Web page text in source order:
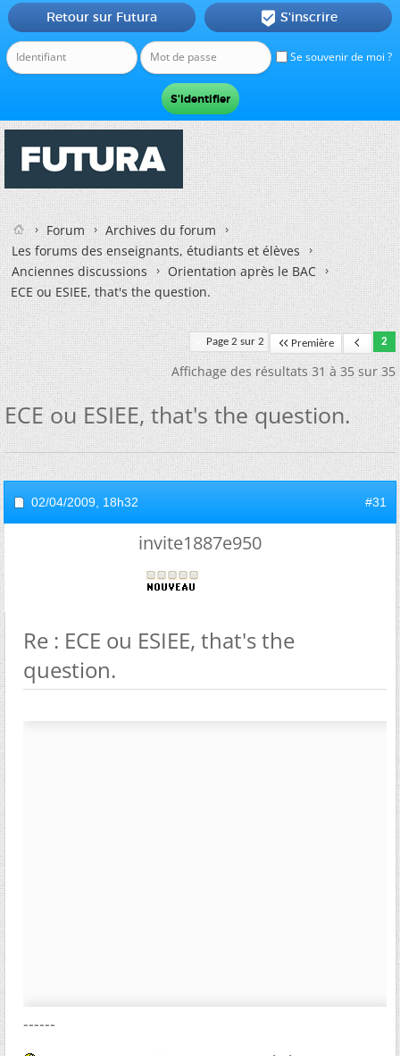
Se souvenir de moi ?
Retour sur Futura  S'inscrire
Forum
Archives du forum
Les forums des enseignants, étudiants et élèves
Anciennes discussions
Orientation après le BAC
ECE ou ESIEE, that's the question.
Page 2 sur 2 Première 2
Affichage des résultats 31 à 35 sur 35
ECE ou ESIEE, that's the question.
02/04/2009, 18h32 #31
invite1887e950
Re : ECE ou ESIEE, that's the
question.
------